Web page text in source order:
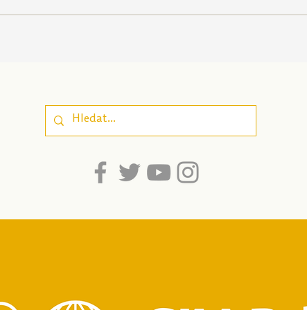
srozumitelnost pro
dospívající